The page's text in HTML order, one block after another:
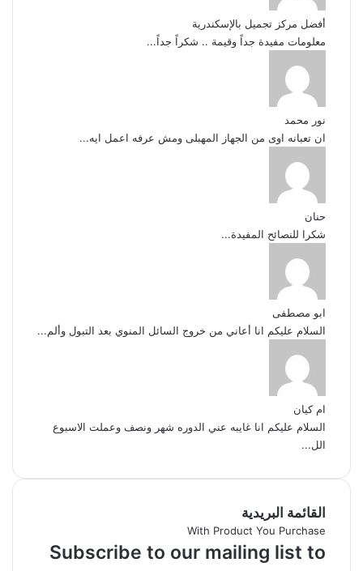
أفضل مركز تجميل بالإسكندرية
معلومات مفيدة جداً وقيمة .. شكراً جداً...
نور محمد
ان تعبانه اوى من الجهاز المهبلى ومش عرفه اعمل ايه...
حنان
شكرا للنصائح المفيدة...
ابو مصطفى
السلام عليكم انا أعاني من خروج السائل المنوي بعد التبول وألم...
ام كيان
السلام عليكم انا غايبه عني الدوره شهر ونصف وعملت الاسبوع
الل...
القائمة البريدية
With Product You Purchase
Subscribe to our mailing list to